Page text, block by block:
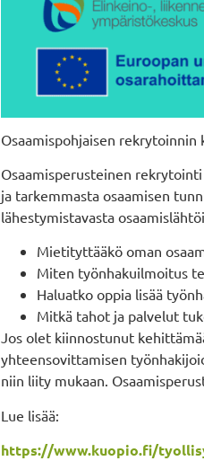
Osaamispohjaisen
Osaamisperusteinen
ja tarkemmasta osaamisen
lähestymistavasta
Mietityttääkö oman
Miten työnhakuilmoitus
Haluatko oppia lisää
Mitkä tahot ja palvelut
Jos olet kiinnostunut
yhteensovittamisen
niin liity mukaan.
Lue lisää:
https://www.kuopio.fi/